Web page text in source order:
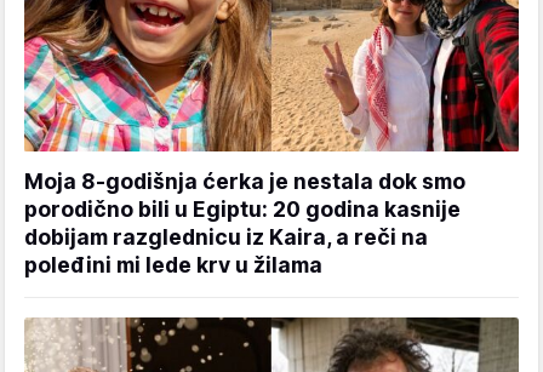
Moja 8-godišnja ćerka je nestala dok smo
porodično bili u Egiptu: 20 godina kasnije
dobijam razglednicu iz Kaira, a reči na
poleđini mi lede krv u žilama